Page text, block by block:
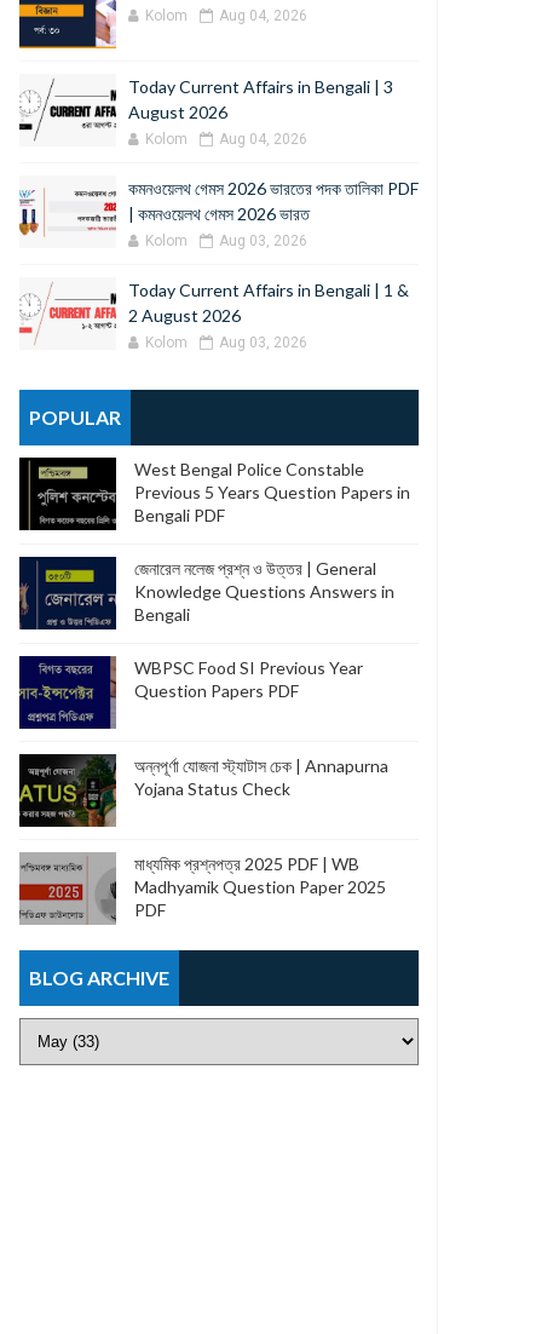
Kolom Aug 04, 2026
Today Current Affairs in Bengali | 3
August 2026
Kolom Aug 04, 2026
কমনওয়েলথ গেমস 2026 ভারতের পদক তালিকা PDF
| কমনওয়েলথ গেমস 2026 ভারত
Kolom Aug 03, 2026
Today Current Affairs in Bengali | 1 &
2 August 2026
Kolom Aug 03, 2026
POPULAR
West Bengal Police Constable
Previous 5 Years Question Papers in
Bengali PDF
জেনারেল নলেজ প্রশ্ন ও উত্তর | General
Knowledge Questions Answers in
Bengali
WBPSC Food SI Previous Year
Question Papers PDF
অন্নপূর্ণা যোজনা স্ট্যাটাস চেক | Annapurna
Yojana Status Check
মাধ্যমিক প্রশ্নপত্র 2025 PDF | WB
Madhyamik Question Paper 2025
PDF
BLOG ARCHIVE